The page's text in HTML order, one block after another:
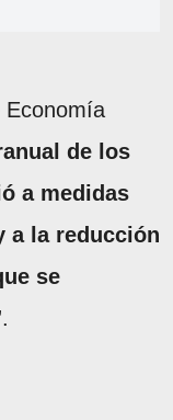
Economía
de los
a medidas
a la reducción
se